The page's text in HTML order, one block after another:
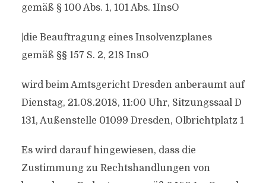
gemäß § 100 Abs. 1, 101 Abs. 1InsO
|die Beauftragung eines Insolvenzplanes
gemäß §§ 157 S. 2, 218 InsO
wird beim Amtsgericht Dresden anberaumt auf
Dienstag, 21.08.2018, 11:00 Uhr, Sitzungssaal D
131, Außenstelle 01099 Dresden, Olbrichtplatz 1
Es wird darauf hingewiesen, dass die
Zustimmung zu Rechtshandlungen von